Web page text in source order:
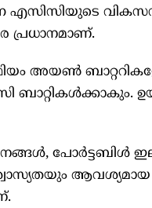
എസിസിയുടെ
പ്രധാനമാണ്.
അയണ്‍
പോര്‍ട്ടബിള്‍